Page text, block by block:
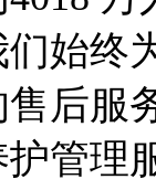
们始
后服
管理